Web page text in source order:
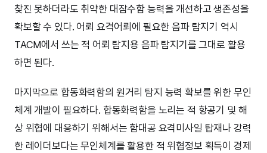
찾진 못하더라도 취약한 대잠수함 능력을 개선하고 생존성을
확보할 수 있다. 어뢰 요격어뢰에 필요한 음파 탐지기 역시
TACM에서 쓰는 적 어뢰 탐지용 음파 탐지기를 그대로 활용
하면 된다.
마지막으로 합동화력함의 원거리 탐지 능력 확보를 위한 무인
체계 개발이 필요하다. 합동화력함을 노리는 적 항공기 및 해
상 위협에 대응하기 위해서는 함대공 요격미사일 탑재나 강력
한 레이더보다는 무인체계를 활용한 적 위협정보 획득이 경제